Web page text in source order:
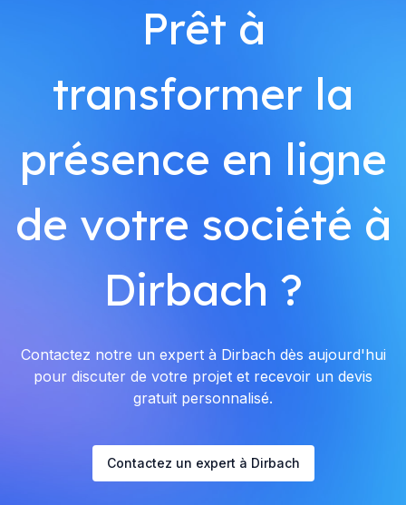
Prêt à
transformer la
présence en ligne
de votre société à
Dirbach ?
Contactez notre un expert à Dirbach dès aujourd'hui
pour discuter de votre projet et recevoir un devis
gratuit personnalisé.
Contactez un expert à Dirbach